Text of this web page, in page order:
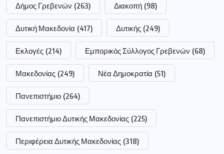
Δήμος Γρεβενών (263) Διακοπή (98)
Δυτική Μακεδονία (417) Δυτικής (249)
Εκλογές (214) Εμπορικός Σύλλογος Γρεβενών (68)
Μακεδονίας (249) Νέα Δημοκρατία (51)
Πανεπιστήμιο (264)
Πανεπιστήμιο Δυτικής Μακεδονίας (225)
Περιφέρεια Δυτικής Μακεδονίας (318)